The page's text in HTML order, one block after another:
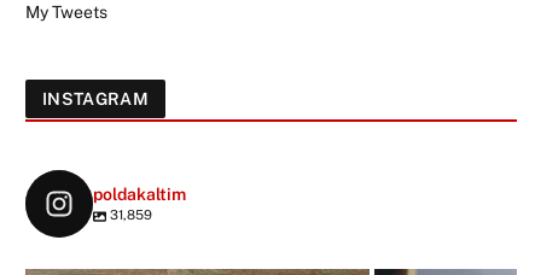
My Tweets
INSTAGRAM
poldakaltim
31,859